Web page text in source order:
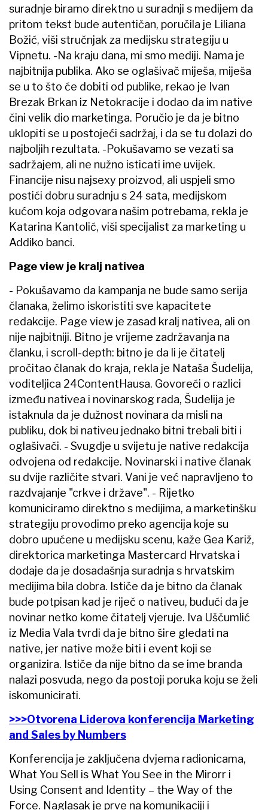
suradnje biramo direktno u suradnji s medijem da
pritom tekst bude autentičan, poručila je Liliana
Božić, viši stručnjak za medijsku strategiju u
Vipnetu. -Na kraju dana, mi smo mediji. Nama je
najbitnija publika. Ako se oglašivač miješa, miješa
se u to što će dobiti od publike, rekao je Ivan
Brezak Brkan iz Netokracije i dodao da im native
čini velik dio marketinga. Poručio je da je bitno
uklopiti se u postojeći sadržaj, i da se tu dolazi do
najboljih rezultata. -Pokušavamo se vezati sa
sadržajem, ali ne nužno isticati ime uvijek.
Financije nisu najsexy proizvod, ali uspjeli smo
postići dobru suradnju s 24 sata, medijskom
kućom koja odgovara našim potrebama, rekla je
Katarina Kantolić, viši specijalist za marketing u
Addiko banci.
Page view je kralj nativea
- Pokušavamo da kampanja ne bude samo serija
članaka, želimo iskoristiti sve kapacitete
redakcije. Page view je zasad kralj nativea, ali on
nije najbitniji. Bitno je vrijeme zadržavanja na
članku, i scroll-depth: bitno je da li je čitatelj
pročitao članak do kraja, rekla je Nataša Šudelija,
voditeljica 24ContentHausa. Govoreći o razlici
između nativea i novinarskog rada, Šudelija je
istaknula da je dužnost novinara da misli na
publiku, dok bi nativeu jednako bitni trebali biti i
oglašivači. - Svugdje u svijetu je native redakcija
odvojena od redakcije. Novinarski i native članak
su dvije različite stvari. Vani je već napravljeno to
razdvajanje "crkve i države". - Rijetko
komuniciramo direktno s medijima, a marketinšku
strategiju provodimo preko agencija koje su
dobro upućene u medijsku scenu, kaže Gea Kariž,
direktorica marketinga Mastercard Hrvatska i
dodaje da je dosadašnja suradnja s hrvatskim
medijima bila dobra. Ističe da je bitno da članak
bude potpisan kad je riječ o nativeu, budući da je
novinar netko kome čitatelj vjeruje. Iva Uščumlić
iz Media Vala tvrdi da je bitno šire gledati na
native, jer native može biti i event koji se
organizira. Ističe da nije bitno da se ime branda
nalazi posvuda, nego da postoji poruka koju se želi
iskomunicirati.
>>>Otvorena Liderova konferencija Marketing
and Sales by Numbers
Konferencija je zaključena dvjema radionicama,
What You Sell is What You See in the Mirorr i
Using Consent and Identity – the Way of the
Force. Naglasak je prve na komunikaciji i